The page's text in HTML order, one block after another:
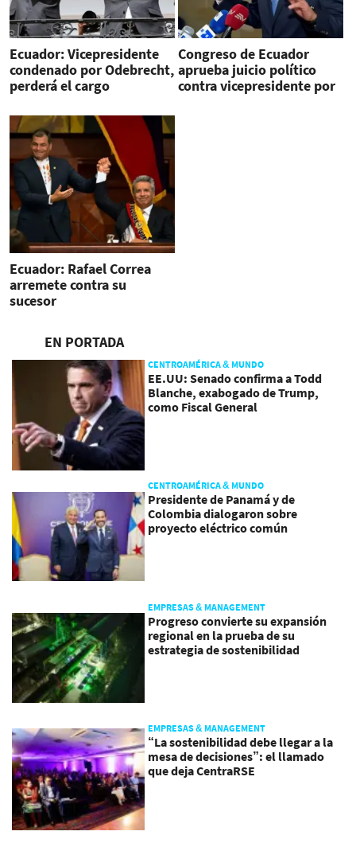
Ecuador: Vicepresidente
condenado por Odebrecht,
perderá el cargo
Congreso de Ecuador
aprueba juicio político
contra vicepresidente por
Ecuador: Rafael Correa
arremete contra su
sucesor
EN PORTADA
CENTROAMÉRICA & MUNDO
EE.UU: Senado confirma a Todd
Blanche, exabogado de Trump,
como Fiscal General
CENTROAMÉRICA & MUNDO
Presidente de Panamá y de
Colombia dialogaron sobre
proyecto eléctrico común
EMPRESAS & MANAGEMENT
Progreso convierte su expansión
regional en la prueba de su
estrategia de sostenibilidad
EMPRESAS & MANAGEMENT
“La sostenibilidad debe llegar a la
mesa de decisiones”: el llamado
que deja CentraRSE